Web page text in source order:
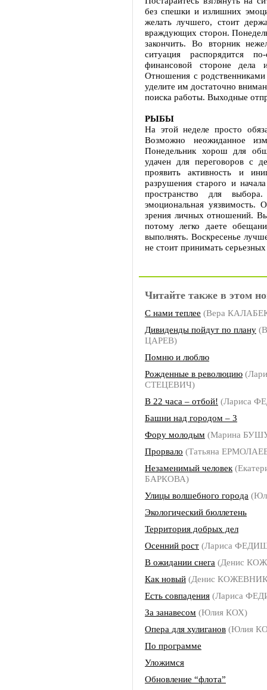
без спешки и излишних
желать лучшего, стоит
враждующих сторон.
закончить. Во вторник
ситуация распорядится
финансовой стороне дела
Отношения с
уделите им достаточно
поиска работы. Выходные
РЫБЫ
На этой неделе просто
Возможно неожиданное
Понедельник хорош для
удачен для переговоров с
проявить активность и
разрушения старого и
пространство для
эмоциональная уязвимость.
зрения личных отношений.
потому легко даете
выполнять. Воскресенье
не стоит принимать
Читайте также в этом
С нами теплее (Вера
Дивиденды пойдут по плану
ЦАРЕВ)
Помню и люблю
Рожденные в революцию
СТЕЦЕВИЧ)
В 22 часа – отбой! (Лариса
Башни над городом – 3
Фору молодым (Марина
Прорвало (Татьяна
Незаменимый человек
БАРКОВА)
Улицы волшебного города
Экологический бюллетень
Территория добрых дел
Осенний рост (Лариса
В ожидании снега (Денис
Как новый (Денис
Есть совпадения (Лариса
За занавесом (Юлия КОХ)
Опера для хулиганов (Юлия
По программе
Уложимся
Обновление “флота”